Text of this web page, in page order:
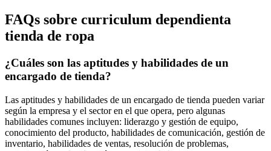
FAQs sobre curriculum dependienta
tienda de ropa
¿Cuáles son las aptitudes y habilidades de un
encargado de tienda?
Las aptitudes y habilidades de un encargado de tienda pueden variar
según la empresa y el sector en el que opera, pero algunas
habilidades comunes incluyen: liderazgo y gestión de equipo,
conocimiento del producto, habilidades de comunicación, gestión de
inventario, habilidades de ventas, resolución de problemas,